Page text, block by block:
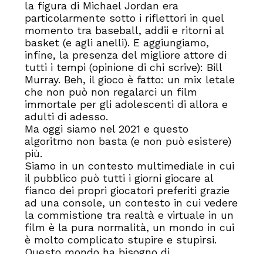
la figura di Michael Jordan era
particolarmente sotto i riflettori in quel
momento tra baseball, addii e ritorni al
basket (e agli anelli). E aggiungiamo,
infine, la presenza del migliore attore di
tutti i tempi (opinione di chi scrive): Bill
Murray. Beh, il gioco è fatto: un mix letale
che non può non regalarci un film
immortale per gli adolescenti di allora e
adulti di adesso.
Ma oggi siamo nel 2021 e questo
algoritmo non basta (e non può esistere)
più.
Siamo in un contesto multimediale in cui
il pubblico può tutti i giorni giocare al
fianco dei propri giocatori preferiti grazie
ad una console, un contesto in cui vedere
la commistione tra realtà e virtuale in un
film è la pura normalità, un mondo in cui
è molto complicato stupire e stupirsi.